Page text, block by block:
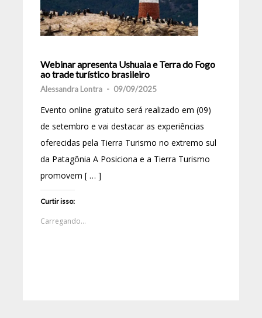
Webinar apresenta Ushuaia e Terra do Fogo
ao trade turístico brasileiro
Alessandra Lontra - 09/09/2025
Evento online gratuito será realizado em (09)
de setembro e vai destacar as experiências
oferecidas pela Tierra Turismo no extremo sul
da Patagônia A Posiciona e a Tierra Turismo
promovem [ … ]
Curtir isso:
Carregando...